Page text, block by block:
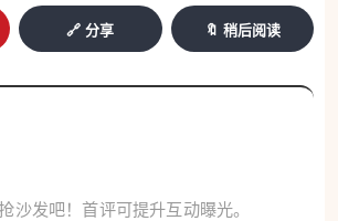
🔗 分享 🔖 稍后阅读
沙发吧！首评可提升互动曝光。